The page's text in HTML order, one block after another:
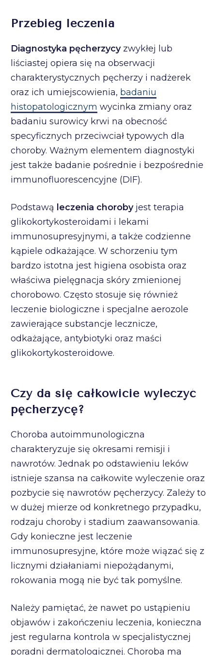
Przebieg leczenia
Diagnostyka pęcherzycyzwykłej lub
liściastej opiera się na obserwacji
charakterystycznych pęcherzy i nadżerek
oraz ich umiejscowienia, badaniu
histopatologicznym wycinka zmiany oraz
badaniu surowicy krwi na obecność
specyficznych przeciwciał typowych dla
choroby. Ważnym elementem diagnostyki
jest także badanie pośrednie i bezpośrednie
immunofluorescencyjne (DIF).
Podstawą leczenia chorobyjest terapia
glikokortykosteroidami i lekami
immunosupresyjnymi, a także codzienne
kąpiele odkażające. W schorzeniu tym
bardzo istotna jest higiena osobista oraz
właściwa pielęgnacja skóry zmienionej
chorobowo. Często stosuje się również
leczenie biologiczne i specjalne aerozole
zawierające substancje lecznicze,
odkażające, antybiotyki oraz maści
glikokortykosteroidowe.
Czy da się całkowicie wyleczyć
pęcherzycę?
Choroba autoimmunologiczna
charakteryzuje się okresami remisji i
nawrotów. Jednak po odstawieniu leków
istnieje szansa na całkowite wyleczenie oraz
pozbycie się nawrotów pęcherzycy. Zależy to
w dużej mierze od konkretnego przypadku,
rodzaju choroby i stadium zaawansowania.
Gdy konieczne jest leczenie
immunosupresyjne, które może wiązać się z
licznymi działaniami niepożądanymi,
rokowania mogą nie być tak pomyślne.
Należy pamiętać, że nawet po ustąpieniu
objawów i zakończeniu leczenia, konieczna
jest regularna kontrola w specjalistycznej
poradni dermatologicznej. Choroba ma